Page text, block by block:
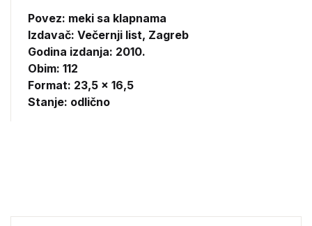
Povez: meki sa klapnama
Izdavač: Večernji list, Zagreb
Godina izdanja: 2010.
Obim: 112
Format: 23,5 x 16,5
Stanje: odlično